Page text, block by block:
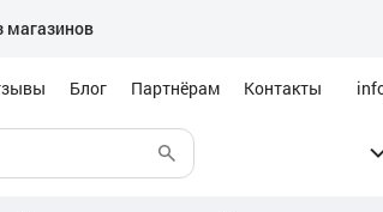
магазинов
Блог Партнёрам Контакты